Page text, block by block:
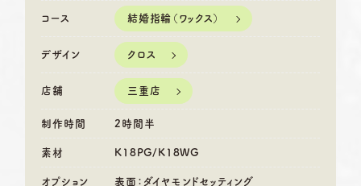
コース 結婚指輪（ワックス）
デザイン クロス
店舗 三重店
制作時間 2時間半
素材 K18PG/K18WG
オプション 表面：ダイヤモンドセッティング